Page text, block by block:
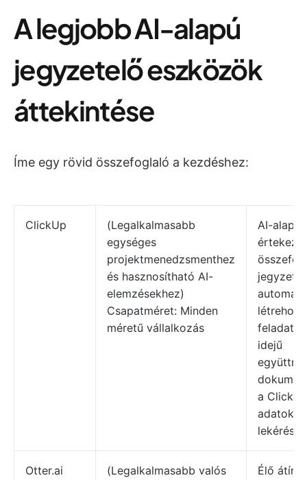
A legjobb AI-alapú
jegyzetelő eszközök
áttekintése
Íme egy rövid összefoglaló a kezdéshez:
ClickUp
(Legalkalmasabb
egységes
projektmenedzsmenthez
és hasznosítható AI-
elemzésekhez)
Csapatméret: Minden
méretű vállalkozás
AI-alapú
idejű
a
adatok
Otter.ai
(Legalkalmasabb valós
Élő